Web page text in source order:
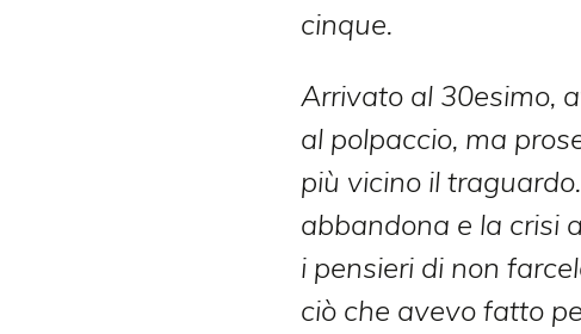
cinque.
Arrivato al 30esimo,
al polpaccio, ma
più vicino il
abbandona e la crisi
i pensieri di non
ciò che avevo fatto